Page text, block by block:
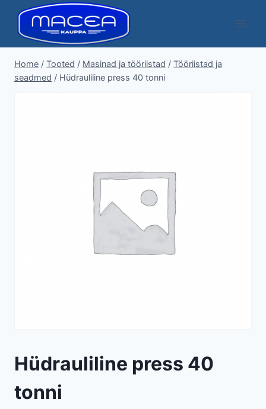
content
Home / Tooted / Masinad ja tööriistad / Tööriistad ja
seadmed / Hüdrauliline press 40 tonni
Hüdrauliline press 40
tonni